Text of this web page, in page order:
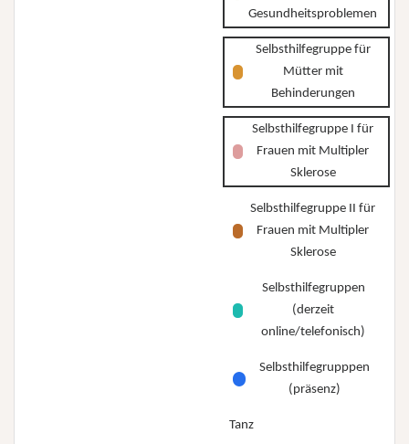
Gesundheitsproblemen
Selbsthilfegruppe für
Mütter mit
Behinderungen
Selbsthilfegruppe I für
Frauen mit Multipler
Sklerose
Selbsthilfegruppe II für
Frauen mit Multipler
Sklerose
Selbsthilfegruppen
(derzeit
online/telefonisch)
Selbsthilfegrupppen
(präsenz)
Tanz